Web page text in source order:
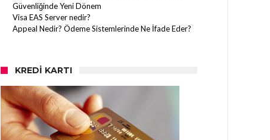
Güvenliğinde Yeni Dönem
Visa EAS Server nedir?
Appeal Nedir? Ödeme Sistemlerinde Ne İfade Eder?
KREDI KARTI